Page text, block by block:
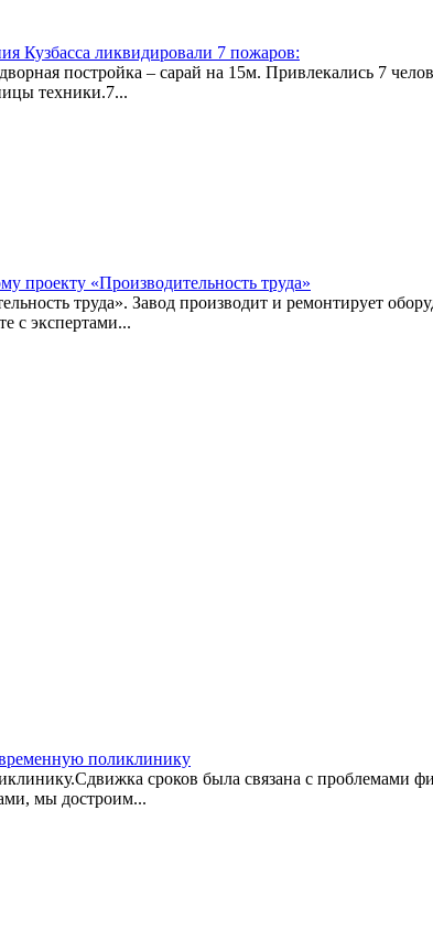
Кузбасса ликвидировали 7 пожаров:
постройка – сарай на 15м. Привлекались 7
техники.7...
проекту «Производительность труда»
труда». Завод производит и ремонтирует
с экспертами...
поликлинику
сроков была связана с
мы достроим...